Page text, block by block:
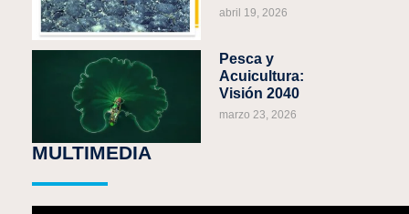
abril 19, 2026
Pesca y
Acuicultura:
Visión 2040
marzo 23, 2026
MULTIMEDIA